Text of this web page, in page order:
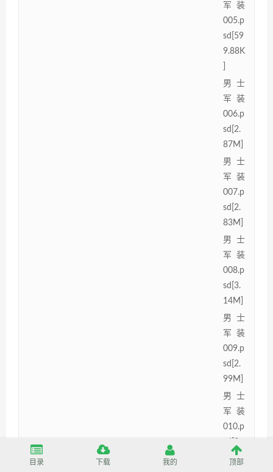
军装
005.p
sd[59
9.88K
男士
军装
006.p
sd[2.
87M]
男士
军装
007.p
sd[2.
83M]
男士
军装
008.p
sd[3.
14M]
男士
军装
009.p
sd[2.
99M]
男士
军装
010.p
24M]
目录 下载 我的 顶部